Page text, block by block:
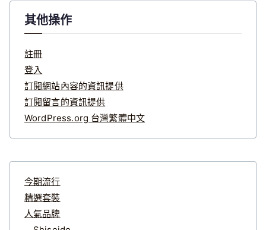
其他操作
註冊
登入
訂閱網站內容的資訊提供
訂閱留言的資訊提供
WordPress.org 台灣繁體中文
今期流行
精選套裝
人氣品牌